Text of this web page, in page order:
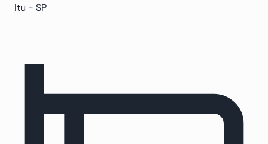
Itu - SP